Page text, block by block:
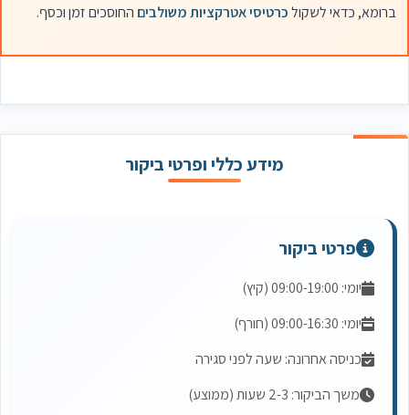
ברומא, כדאי לשקולכרטיסי אטרקציות משולבים החוסכים זמן וכסף.
מידע כללי ופרטי ביקור
פרטי ביקור
יומי: 09:00-19:00 (קיץ)
יומי: 09:00-16:30 (חורף)
כניסה אחרונה: שעה לפני סגירה
משך הביקור: 2-3 שעות (ממוצע)